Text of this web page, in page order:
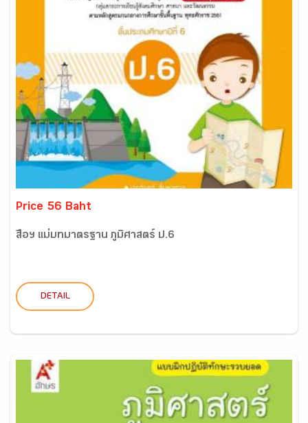
Price 56 Baht
สื่อฯ แม่บทมาตรฐาน ภูมิศาสตร์ ป.6
DETAIL